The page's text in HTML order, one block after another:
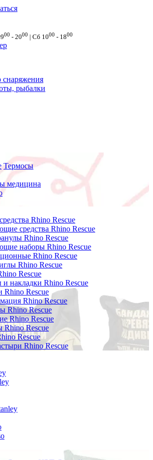
00 - 2000 | Сб 1000 - 1800
снаряжения
рыбалки
Термосы
медицина
Rhino Rescue
средства Rhino Rescue
Rhino Rescue
наборы Rhino Rescue
Rhino Rescue
Rhino Rescue
Rescue
накладки Rhino Rescue
Rhino Rescue
Rhino Rescue
Rhino Rescue
Rhino Rescue
Rescue
Rescue
Rhino Rescue